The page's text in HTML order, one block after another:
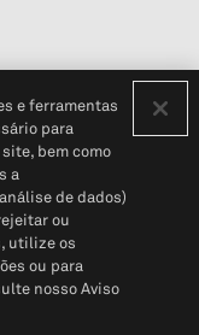
(em inglês)
S&P Global
e ferramentas
para
bem como
a
de dados)
ou
utilize os
ou para
nosso Aviso